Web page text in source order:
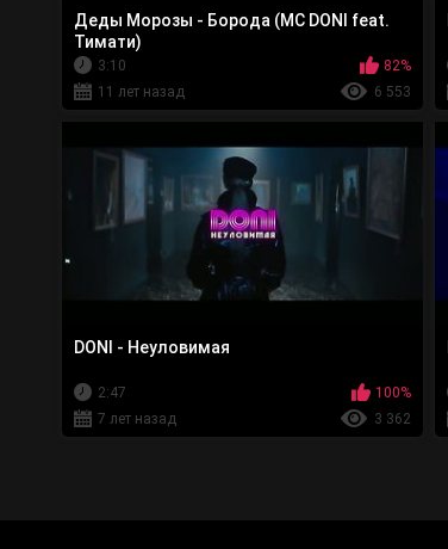
Деды Морозы - Борода (MC DONI feat.
Тимати)
3:10
82%
11 лет назад
6 553
DONI - Неуловимая
2:47
100%
7 лет назад
3 362